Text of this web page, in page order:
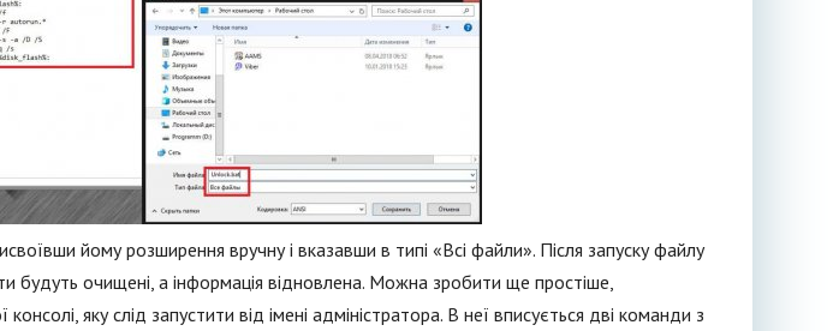
йому розширення вручну і вказавши в типі «Всі файли». Після запуску файлу
будуть очищені, а інформація відновлена. Можна зробити ще простіше,
яку слід запустити від імені адміністратора. В неї вписується дві команди з